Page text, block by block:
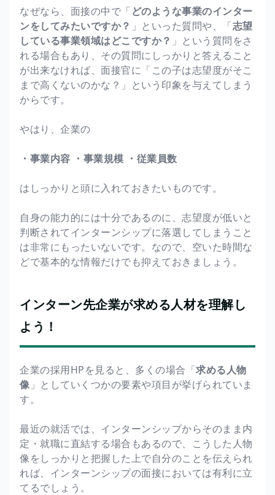
なぜなら、面接の中で「どのような事業のインター
ンをしてみたいですか？ 」といった質問や、「志望
している事業領域はどこですか？ 」という質問をさ
れる場合もあり、その質問にしっかりと答えること
が出来なければ、面接官に「この子は志望度がそこ
まで高くないのかな？」という印象を与えてしまう
からです。
やはり、企業の
・事業内容 ・事業規模 ・従業員数
はしっかりと頭に入れておきたいものです。
自身の能力的には十分であるのに、志望度が低いと
判断されてインターンシップに落選してしまうこと
は非常にもったいないです。なので、空いた時間な
どで基本的な情報だけでも抑えておきましょう。
インターン先企業が求める人材を理解し
よう！
企業の採用HPを見ると、多くの場合「求める人物
像 」としていくつかの要素や項目が挙げられていま
す。
最近の就活では、インターンシップからそのまま内
定・就職に直結する場合もあるので、こうした人物
像をしっかりと把握した上で自分のことを伝えられ
れば、インターンシップの面接においては有利に立
てるでしょう。